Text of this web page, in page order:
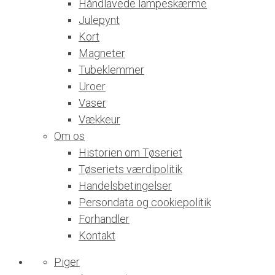
Håndlavede lampeskærme
Julepynt
Kort
Magneter
Tubeklemmer
Uroer
Vaser
Vækkeur
Om os
Historien om Tøseriet
Tøseriets værdipolitik
Handelsbetingelser
Persondata og cookiepolitik
Forhandler
Kontakt
Piger